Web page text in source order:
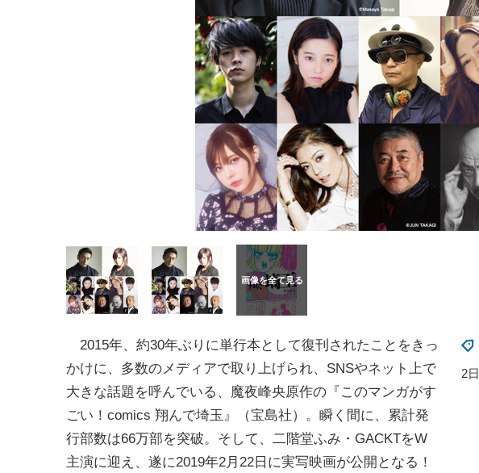
2015年、約30年ぶりに単行本として復刊されたことをきっ
かけに、多数のメディアで取り上げられ、SNSやネット上で
大きな話題を呼んでいる、魔夜峰央原作の『このマンガがす
ごい！comics 翔んで埼玉』（宝島社）。瞬く間に、累計発
行部数は66万部を突破。そして、二階堂ふみ・GACKTをW
主演に迎え、遂に2019年2月22日に実写映画が公開となる！